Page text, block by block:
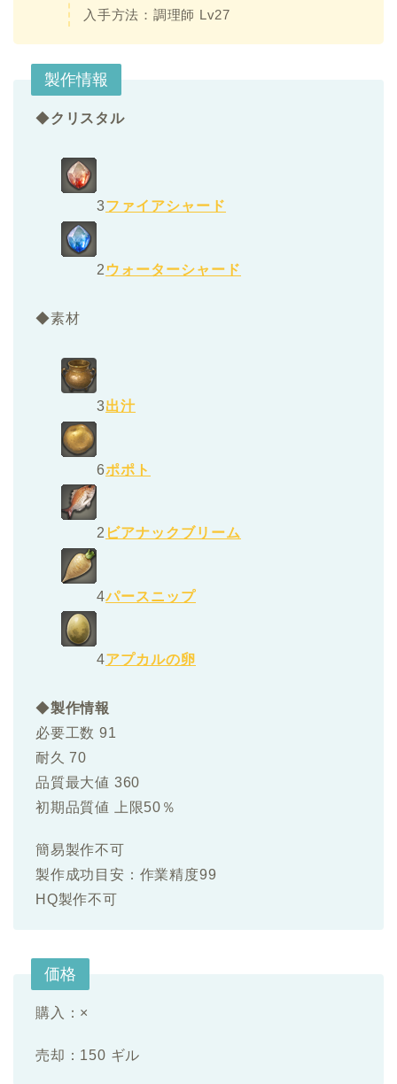
入手方法： 調理師 Lv27
製作情報
◆クリスタル
3ファイアシャード
2 ウォーターシャード
◆素材
3出汁
6ポポト
2 ビアナックブリーム
4パースニップ
4アプカルの卵
◆製作情報
必要工数 91
耐久 70
品質最大値 360
初期品質値 上限50％
簡易製作不可
製作成功目安：作業精度99
HQ製作不可
価格
購入：×
売却：150 ギル